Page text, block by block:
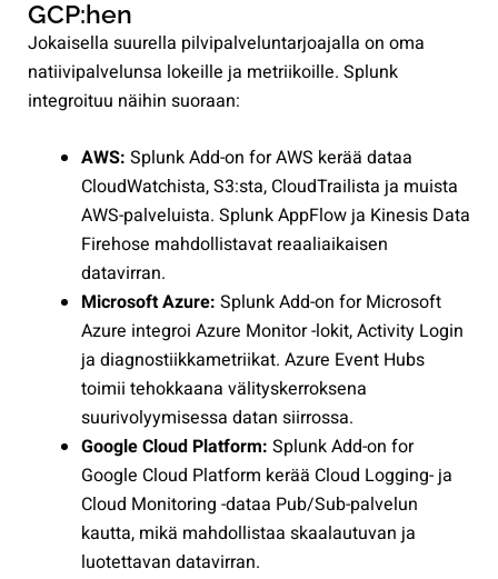
GCP:hen
Jokaisella suurella pilvipalveluntarjoajalla on oma
natiivipalvelunsa lokeille ja metriikoille. Splunk
integroituu näihin suoraan:
AWS: Splunk Add-on for AWS kerää dataa
CloudWatchista, S3:sta, CloudTrailista ja muista
AWS-palveluista. Splunk AppFlow ja Kinesis Data
Firehose mahdollistavat reaaliaikaisen
datavirran.
Microsoft Azure: Splunk Add-on for Microsoft
Azure integroi Azure Monitor -lokit, Activity Login
ja diagnostiikkametriikat. Azure Event Hubs
toimii tehokkaana välityskerroksena
suurivolyymisessa datan siirrossa.
Google Cloud Platform: Splunk Add-on for
Google Cloud Platform kerää Cloud Logging- ja
Cloud Monitoring -dataa Pub/Sub-palvelun
kautta, mikä mahdollistaa skaalautuvan ja
luotettavan datavirran.